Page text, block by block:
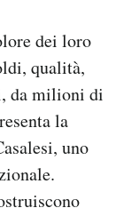
dei loro
qualità,
da milioni di
la
uno